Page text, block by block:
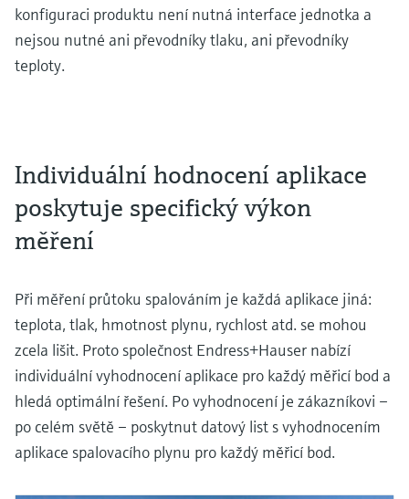
konfiguraci produktu není nutná interface jednotka a
nejsou nutné ani převodníky tlaku, ani převodníky
teploty.
Individuální hodnocení aplikace
poskytuje specifický výkon
měření
Při měření průtoku spalováním je každá aplikace jiná:
teplota, tlak, hmotnost plynu, rychlost atd. se mohou
zcela lišit. Proto společnost Endress+Hauser nabízí
individuální vyhodnocení aplikace pro každý měřicí bod a
hledá optimální řešení. Po vyhodnocení je zákazníkovi –
po celém světě – poskytnut datový list s vyhodnocením
aplikace spalovacího plynu pro každý měřicí bod.